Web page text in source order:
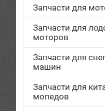
Запчасти для
Запчасти для
моторов
Запчасти для
машин
Запчасти для
мопедов